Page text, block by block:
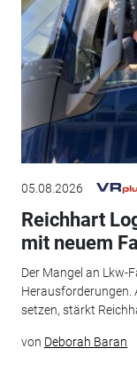
05.08.2026
Reichhart
mit neuem
Der Mangel an Lkw-
Herausforderungen.
setzen, stärkt
von Deborah Baran